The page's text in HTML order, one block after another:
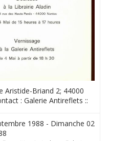
Aristide-Briand 2; 44000
: Galerie Antireflets ::
1988 - Dimanche 02